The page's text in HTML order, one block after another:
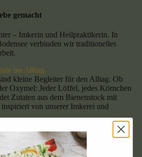
gemacht
– Imkerin und Heilpraktikerin. In
verbinden wir traditionelles
im Alltag.
kleine Begleiter für den Alltag. Ob
Oxymel: Jeder Löffel, jedes Körnchen
Zutaten aus dem Bienenstock mit
von unserer Imkerei und
gemacht:
verbinden wirtraditionelles Wissen
Manufaktur am Bodenseeentstehen